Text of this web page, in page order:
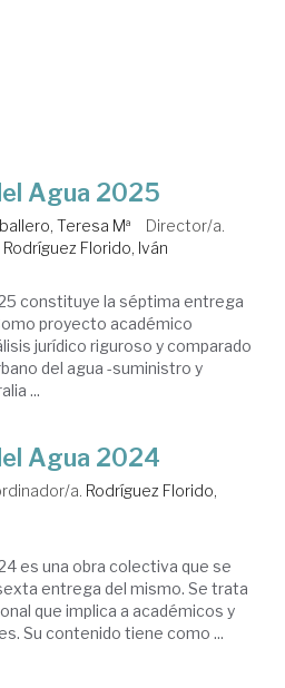
Agua 2025
Teresa Mª
Director/a.
Rodríguez Florido, Iván
constituye la séptima entrega
proyecto académico
jurídico riguroso y comparado
del agua -suministro y
...
Agua 2024
a. Rodríguez Florido,
es una obra colectiva que se
entrega del mismo. Se trata
que implica a académicos y
Su contenido tiene como ...